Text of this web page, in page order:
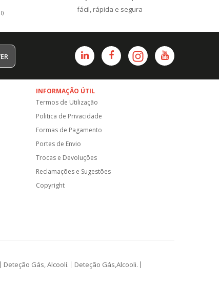
fácil, rápida e segura
INFORMAÇÃO ÚTIL
Termos de Utilização
Politica de Privacidade
Formas de Pagamento
Portes de Envio
Trocas e Devoluções
Reclamações e Sugestões
Copyright
Deteção Gás, Alcoolí.
Deteção Gás,Alcooli.